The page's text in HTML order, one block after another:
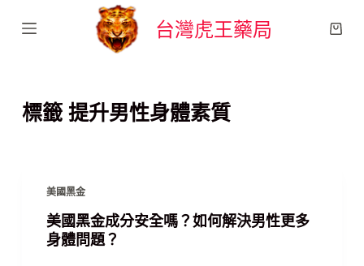
跳
內
台灣虎王藥局
標籤提升男性身體素質
美國黑金
美國黑金成分安全嗎？如何解決男性更多
身體問題？